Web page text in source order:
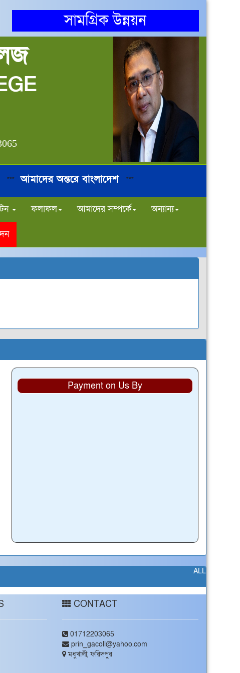
সামগ্রিক উন্নয়ন
***আমাদের অন্তরে বাংলাদেশ***
ফলাফল আমাদের সম্পর্কে অন্যান্য
Payment on Us By
ALL
CONTACT
01712203065
prin_gacoll@yahoo.com
মধুখালী, ফরিদপুর